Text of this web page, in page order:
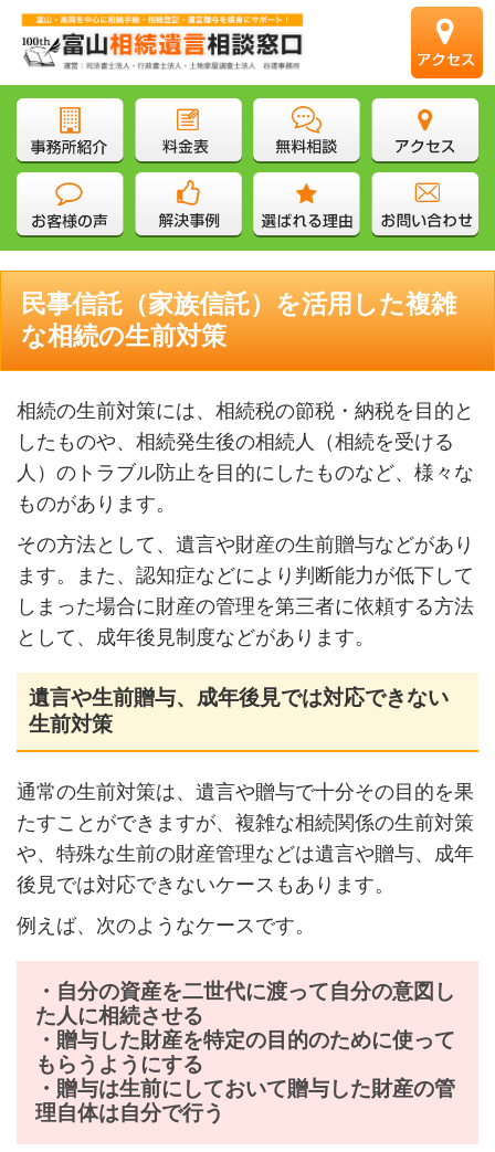
民事信託（家族信託）を活用した複雑
な相続の生前対策
相続の生前対策には、相続税の節税・納税を目的と
したものや、相続発生後の相続人（相続を受ける
人）のトラブル防止を目的にしたものなど、様々な
ものがあります。
その方法として、遺言や財産の生前贈与などがあり
ます。また、認知症などにより判断能力が低下して
しまった場合に財産の管理を第三者に依頼する方法
として、成年後見制度などがあります。
遺言や生前贈与、成年後見では対応できない
生前対策
通常の生前対策は、遺言や贈与で十分その目的を果
たすことができますが、複雑な相続関係の生前対策
や、特殊な生前の財産管理などは遺言や贈与、成年
後見では対応できないケースもあります。
例えば、次のようなケースです。
・自分の資産を二世代に渡って自分の意図し
た人に相続させる
・贈与した財産を特定の目的のために使って
もらうようにする
・贈与は生前にしておいて贈与した財産の管
理自体は自分で行う